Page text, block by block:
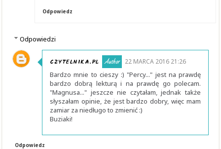
Odpowiedz
Odpowiedzi
CZYTELNIKA.PL 22 MARCA 2016 21:26
Bardzo mnie to cieszy :) "Percy..." jest na prawdę
bardzo dobrą lekturą i na prawdę go polecam.
"Magnusa..." jeszcze nie czytałam, jednak także
słyszałam opinie, że jest bardzo dobry, więc mam
zamiar za niedługo to zmienić :)
Buziaki!
Odpowiedz